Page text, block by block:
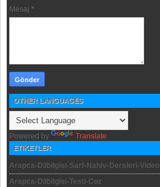
Mesaj*
OTHER LANGUAGES
Powered by Translate
ETIKETLER
Arapca-Dilbilgisi-Sarf-Nahiv-Dersleri-Video
Arapca-Dilbilgisi-Testi-Coz